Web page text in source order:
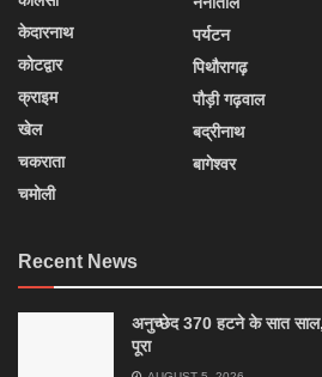
केदारनाथ
कोटद्वार
क्राइम
खेल
चकराता
चमोली
पर्यटन
पिथौरागढ़
पौड़ी गढ़वाल
बद्रीनाथ
बागेश्वर
Recent News
अनुच्छेद 370 हटने के सात साल,
पूरा